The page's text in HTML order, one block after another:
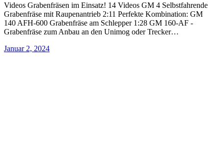
Videos Grabenfräsen im Einsatz! 14 Videos GM 4 Selbstfahrende
Grabenfräse mit Raupenantrieb 2:11 Perfekte Kombination: GM
140 AFH-600 Grabenfräse am Schlepper 1:28 GM 160-AF -
Grabenfräse zum Anbau an den Unimog oder Trecker…
Januar 2, 2024